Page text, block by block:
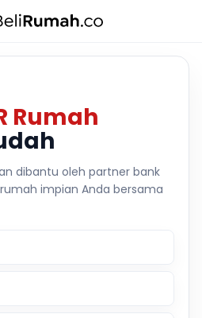
Rumah
dibantu oleh partner bank
impian Anda bersama